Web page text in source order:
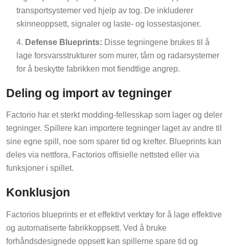
transportsystemer ved hjelp av tog. De inkluderer
skinneoppsett, signaler og laste- og lossestasjoner.
Defense Blueprints: Disse tegningene brukes til å
lage forsvarsstrukturer som murer, tårn og radarsystemer
for å beskytte fabrikken mot fiendtlige angrep.
Deling og import av tegninger
Factorio har et sterkt modding-fellesskap som lager og deler
tegninger. Spillere kan importere tegninger laget av andre til
sine egne spill, noe som sparer tid og krefter. Blueprints kan
deles via nettfora, Factorios offisielle nettsted eller via
funksjoner i spillet.
Konklusjon
Factorios blueprints er et effektivt verktøy for å lage effektive
og automatiserte fabrikkoppsett. Ved å bruke
forhåndsdesignede oppsett kan spillerne spare tid og